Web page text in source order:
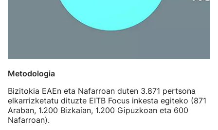
Metodologia
Bizitokia EAEn eta Nafarroan duten 3.871 pertsona
elkarrizketatu dituzte EITB Focus inkesta egiteko (871
Araban, 1.200 Bizkaian, 1.200 Gipuzkoan eta 600
Nafarroan).